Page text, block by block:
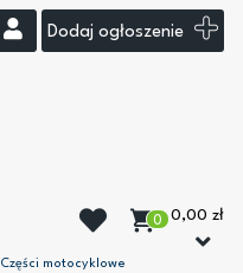
Dodaj ogłoszenie
0 0,00 zł
Części motocyklowe